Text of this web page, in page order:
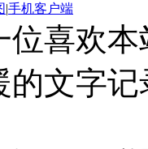
|手机客户端
位喜欢
的文字